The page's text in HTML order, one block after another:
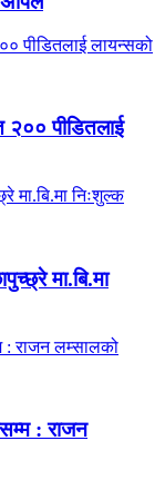
२०० पीडितलाई
मा.बि.मा
: राजन